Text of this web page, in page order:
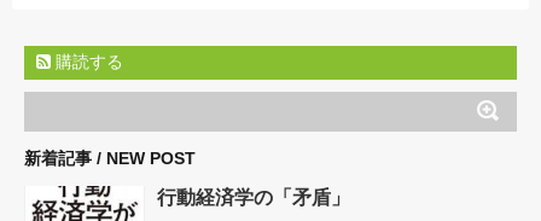
購読する
新着記事 / NEW POST
行動経済学の「矛盾」